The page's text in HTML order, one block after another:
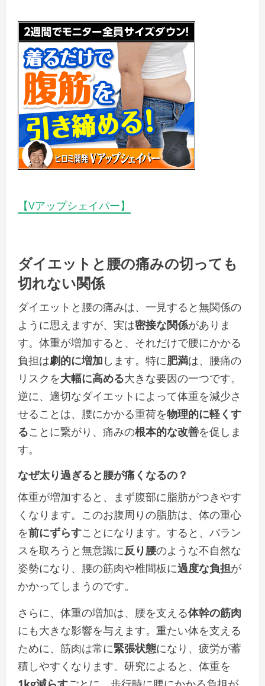
【Vアップシェイパー】
ダイエット と腰の痛みの切っても
切れない関係
ダイエットと腰の痛みは、一見すると無関係の
ように思えますが、実は密接な関係がありま
す。体重が増加すると、それだけで腰にかかる
負担は劇的に増加 します。特に肥満は、腰痛の
リスクを大幅に高める大きな要因の一つです。
逆に、適切なダイエットによって体重を減少さ
せることは、腰にかかる重荷を物理的に軽くす
ることに繋がり、痛みの根本的な改善を促しま
す。
なぜ太り過ぎると腰が痛くなるの？
体重が増加すると、まず腹部に脂肪がつきやす
くなります。このお腹周りの脂肪は、体の重心
を前にずらすことになります。すると、バラン
スを取ろうと無意識に反り腰のような不自然な
姿勢になり、腰の筋肉や椎間板に過度な負担が
かかってしまうのです。
さらに、体重の増加は、腰を支える体幹の筋肉
にも大きな影響を与えます。重たい体を支える
ために、筋肉は常に緊張状態になり、疲労が蓄
積しやすくなります。研究によると、体重を